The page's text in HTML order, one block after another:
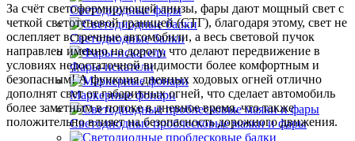
Светодиодные фары
Светодиодные балки
Фары-искатели
Маркерные фонари
Светодиодные проблесковые маяки и фары
За счёт светоформирующей линзы, фары дают мощный свет с
четкой светотеневой границей (СТГ), благодаря этому, свет не
ослепляет встречные автомобили, а весь световой пучок
направлен именно на дорогу, что делают передвижение в
условиях недостаточной видимости более комфортным и
безопасным! А функция дневных ходовых огней отлично
дополнят свет от габаритных огней, что сделает автомобиль
более заметным в потоке в дневное время, что также
положительно влияет на безопасность дорожного движения.